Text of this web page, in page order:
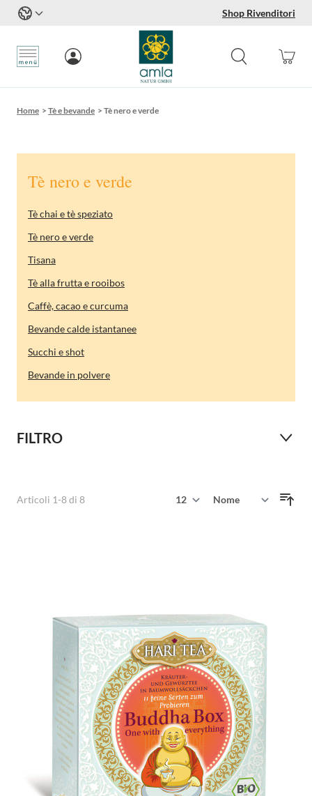
Shop Rivenditori
Home > Tè e bevande > Tè nero e verde
Tè nero e verde
Tè chai e tè speziato
Tè nero e verde
Tisana
Tè alla frutta e rooibos
Caffè, cacao e curcuma
Bevande calde istantanee
Succhi e shot
Bevande in polvere
FILTRO
Articoli 1-8di 8
Ordina per